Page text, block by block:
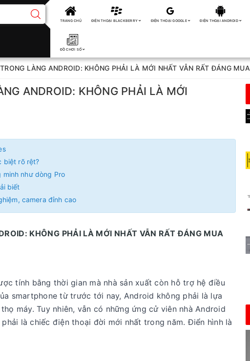
TRANG CHỦ ĐIỆN THOẠI BLACKBERRY ĐIỆN THOẠI GOOGLE ĐIỆN THOẠI ANDROID
ĐỒ CHƠI SỐ
LÀNG ANDROID: KHÔNG PHẢI LÀ MỚI NHẤT VẪN RẤT ĐÁNG MUA
ANDROID: KHÔNG PHẢI LÀ MỚI
biệt rõ rệt?
minh như dòng Pro
biết
camera đỉnh cao
KHÔNG PHẢI LÀ MỚI NHẤT VẪN RẤT ĐÁNG MUA
tính bằng thời gian mà nhà sản xuất còn hỗ trợ hệ điều
smartphone từ trước tới nay, Android không phải là lựa
máy. Tuy nhiên, vẫn có những ứng cử viên nhà Android
là chiếc điện thoại đời mới nhất trong năm. Điển hình là